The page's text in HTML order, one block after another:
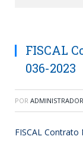
FISCAL
036-2023
POR ADMINISTRADOR
FISCAL Contrato